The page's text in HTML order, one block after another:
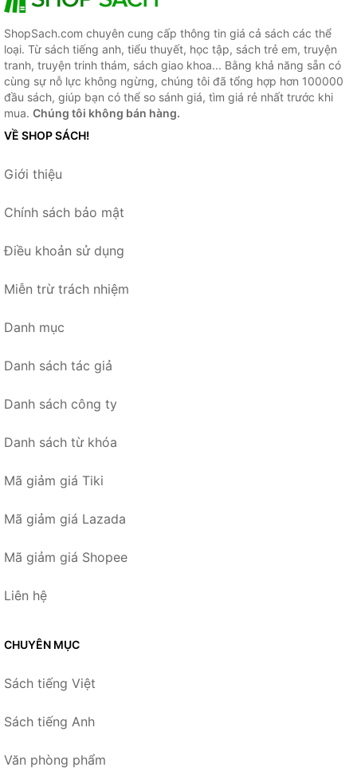
ShopSach.com chuyên cung cấp thông tin giá cả sách các thể
loại. Từ sách tiếng anh, tiểu thuyết, học tập, sách trẻ em, truyện
tranh, truyện trinh thám, sách giao khoa... Bằng khả năng sẵn có
cùng sự nỗ lực không ngừng, chúng tôi đã tổng hợp hơn 100000
đầu sách, giúp bạn có thể so sánh giá, tìm giá rẻ nhất trước khi
mua. Chúng tôi không bán hàng.
VỀ SHOP SÁCH!
Giới thiệu
Chính sách bảo mật
Điều khoản sử dụng
Miễn trừ trách nhiệm
Danh mục
Danh sách tác giả
Danh sách công ty
Danh sách từ khóa
Mã giảm giá Tiki
Mã giảm giá Lazada
Mã giảm giá Shopee
Liên hệ
CHUYÊN MỤC
Sách tiếng Việt
Sách tiếng Anh
Văn phòng phẩm